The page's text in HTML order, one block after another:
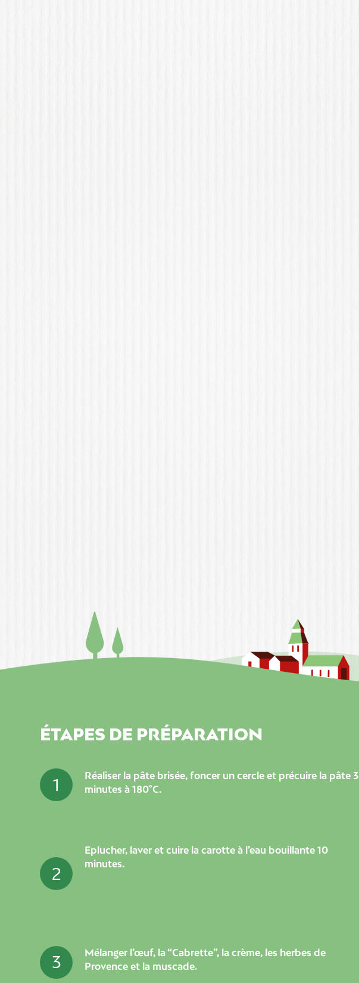
ÉTAPES DE PRÉPARATION
1
Réaliser la pâte brisée, foncer un cercle et précuire la pâte 3
minutes à 180°C.
2
Eplucher, laver et cuire la carotte à l’eau bouillante 10
minutes.
3
Mélanger l’œuf, la “Cabrette”, la crème, les herbes de
Provence et la muscade.